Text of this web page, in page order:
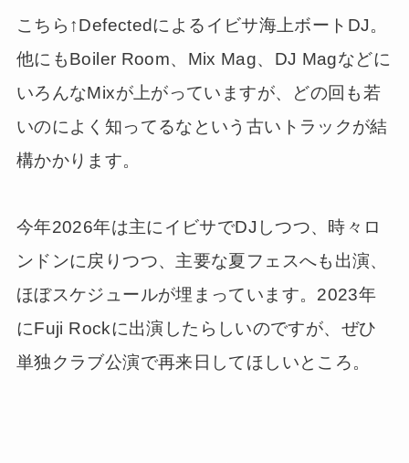
こちら↑Defectedによるイビサ海上ボートDJ。
他にもBoiler Room、Mix Mag、DJ Magなどに
いろんなMixが上がっていますが、どの回も若
いのによく知ってるなという古いトラックが結
構かかります。
今年2026年は主にイビサでDJしつつ、時々ロ
ンドンに戻りつつ、主要な夏フェスへも出演、
ほぼスケジュールが埋まっています。2023年
にFuji Rockに出演したらしいのですが、ぜひ
単独クラブ公演で再来日してほしいところ。